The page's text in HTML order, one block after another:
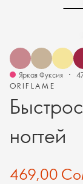
ORIFLAME
ногтей
Яркая Фуксия
469,00